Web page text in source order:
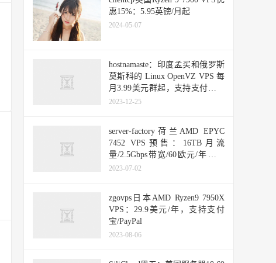
惠15%：5.95英镑/月起
2024-05-07
hostnamaste：印度孟买和俄罗斯
莫斯科的 Linux OpenVZ VPS 每
月3.99美元群起，支持支付宝和
paypal
2023-12-25
server-factory荷兰AMD EPYC
7452 VPS预售：16TB月流
量/2.5Gbps带宽/60欧元/年，支
持支付宝
2023-07-02
zgovps日本AMD Ryzen9 7950X
VPS：29.9美元/年，支持支付
宝/PayPal
2023-08-06